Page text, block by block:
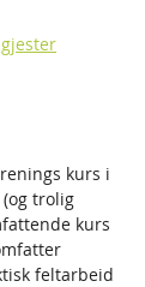
kurs i
trolig
kurs
feltarbeid